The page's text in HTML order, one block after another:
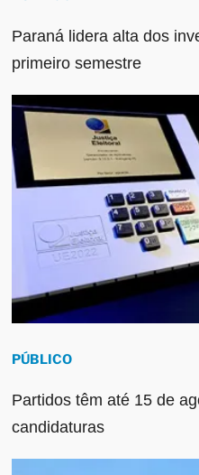
Paraná lidera alta dos
primeiro semestre
PÚBLICO
Partidos têm até 15 de
candidaturas